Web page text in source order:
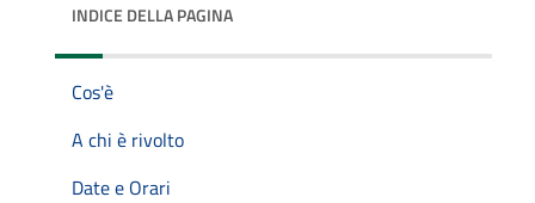
INDICE DELLA PAGINA
Cos'è
A chi è rivolto
Date e Orari